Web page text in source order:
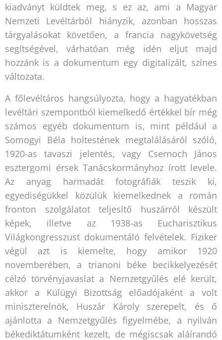
kiadványt küldtek meg, s ez az, ami a Magyar
Nemzeti Levéltárból hiányzik, azonban hosszas
tárgyalásokat követően, a francia nagykövetség
segítségével, várhatóan még idén eljut majd
hozzánk is a dokumentum egy digitalizált, színes
változata.
A főlevéltáros hangsúlyozta, hogy a hagyatékban
levéltári szempontból kiemelkedő értékkel bír még
számos egyéb dokumentum is, mint például a
Somogyi Béla holtestének megtalálásáról szóló,
1920-as tavaszi jelentés, vagy Csernoch János
esztergomi érsek Tanácskormányhoz írott levele.
Az anyag harmadát fotográfiák teszik ki,
egyediségükkel közülük kiemelkednek a román
fronton szolgálatot teljesítő huszárról készült
képek, illetve az 1938-as Eucharisztikus
Világkongresszust dokumentáló felvételek. Fiziker
végül azt is kiemelte, hogy amikor 1920
novemberében, a trianoni béke becikkelyezését
célzó törvényjavaslat a Nemzetgyűlés elé került,
akkor a Külügyi Bizottság előadójaként a volt
miniszterelnök, Huszár Károly szerepelt, és ő
ajánlotta a Nemzetgyűlés figyelmébe, a nyilván
békediktátumként kezelt, de mégiscsak aláírandó